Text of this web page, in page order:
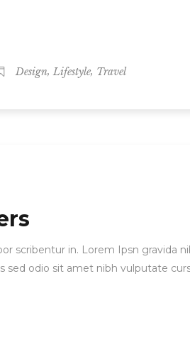
Design, Lifestyle, Travel
scribentur in. Lorem Ipsn gravida
sed odio sit amet nibh vulputate